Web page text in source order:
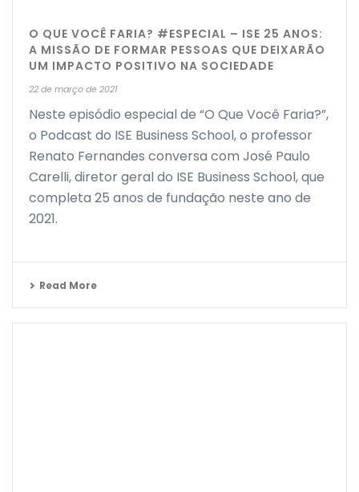
O QUE VOCÊ FARIA? #ESPECIAL – ISE 25 ANOS:
A MISSÃO DE FORMAR PESSOAS QUE DEIXARÃO
UM IMPACTO POSITIVO NA SOCIEDADE
22 de março de 2021
Neste episódio especial de “O Que Você Faria?”,
o Podcast do ISE Business School, o professor
Renato Fernandes conversa com José Paulo
Carelli, diretor geral do ISE Business School, que
completa 25 anos de fundação neste ano de
2021.
Read More